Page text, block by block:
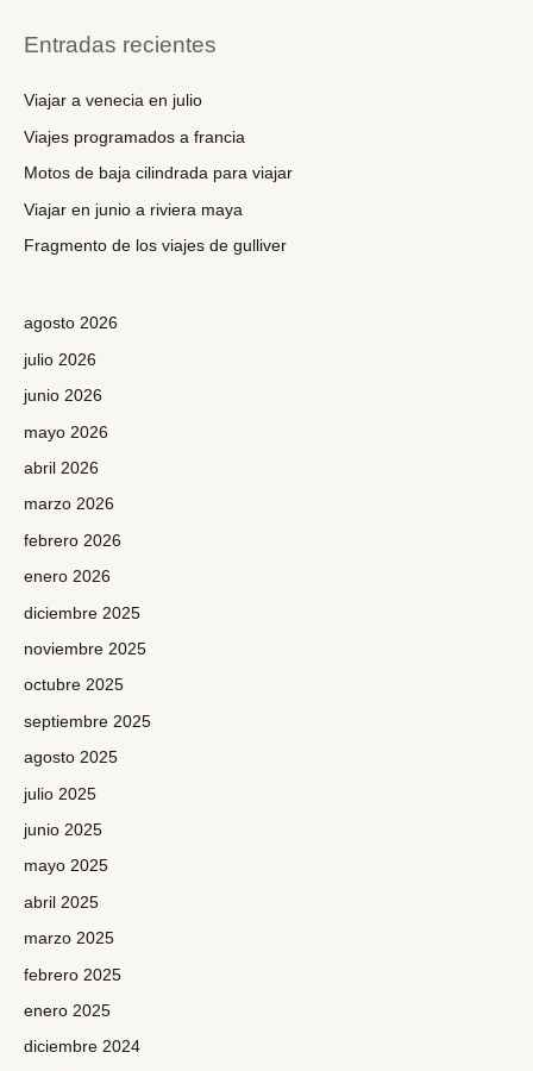
c
r
p
o
Entradas recientes
Viajar a venecia en julio
Viajes programados a francia
Motos de baja cilindrada para viajar
Viajar en junio a riviera maya
Fragmento de los viajes de gulliver
agosto 2026
julio 2026
junio 2026
mayo 2026
abril 2026
marzo 2026
febrero 2026
enero 2026
diciembre 2025
noviembre 2025
octubre 2025
septiembre 2025
agosto 2025
julio 2025
junio 2025
mayo 2025
abril 2025
marzo 2025
febrero 2025
enero 2025
diciembre 2024